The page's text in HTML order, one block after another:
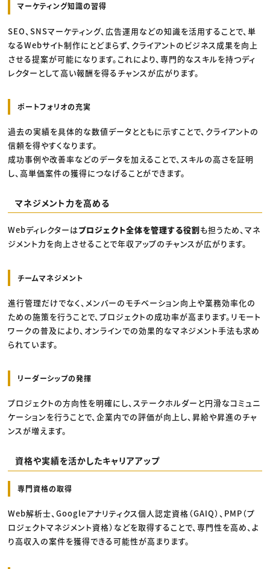
マーケティング知識の習得
SEO、SNSマーケティング、広告運用などの知識を活用することで、単
なるWebサイト制作にとどまらず、クライアントのビジネス成果を向上
させる提案が可能になります。これにより、専門的なスキルを持つディ
レクターとして高い報酬を得るチャンスが広がります。
ポートフォリオの充実
過去の実績を具体的な数値データとともに示すことで、クライアントの
信頼を得やすくなります。
成功事例や改善率などのデータを加えることで、スキルの高さを証明
し、高単価案件の獲得につなげることができます。
マネジメント力を高める
Webディレクターはプロジェクト全体を管理する役割も担うため、マネ
ジメント力を向上させることで年収アップのチャンスが広がります。
チームマネジメント
進行管理だけでなく、メンバーのモチベーション向上や業務効率化の
ための施策を行うことで、プロジェクトの成功率が高まります。リモート
ワークの普及により、オンラインでの効果的なマネジメント手法も求め
られています。
リーダーシップの発揮
プロジェクトの方向性を明確にし、ステークホルダーと円滑なコミュニ
ケーションを行うことで、企業内での評価が向上し、昇給や昇進のチャ
ンスが増えます。
資格や実績を活かしたキャリアアップ
専門資格の取得
Web解析士、Googleアナリティクス個人認定資格（GAIQ）、PMP（プ
ロジェクトマネジメント資格）などを取得することで、専門性を高め、よ
り高収入の案件を獲得できる可能性が高まります。